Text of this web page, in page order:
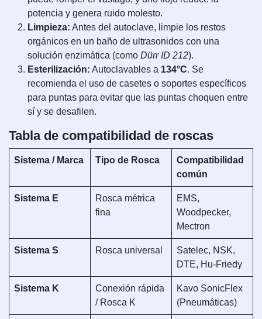
potencia y genera ruido molesto.
Limpieza: Antes del autoclave, limpie los restos
orgánicos en un baño de ultrasonidos con una
solución enzimática (como Dürr ID 212).
Esterilización: Autoclavables a 134°C. Se
recomienda el uso de casetes o soportes específicos
para puntas para evitar que las puntas choquen entre
sí y se desafilen.
Tabla de compatibilidad de roscas
Sistema / Marca Tipo de Rosca
Compatibilidad
común
Sistema E
Rosca métrica
fina
EMS,
Woodpecker,
Mectron
Sistema S Rosca universal
Satelec, NSK,
DTE, Hu-Friedy
Sistema K
Conexión rápida
/ Rosca K
Kavo SonicFlex
(Pneumáticas)